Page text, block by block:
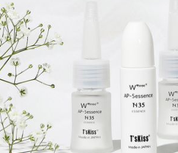
私たちのプラセンタ
開発インタビュー
商品一覧
取扱ご検討サロン様へ